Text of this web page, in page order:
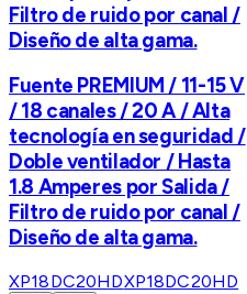
Filtro de ruido por canal /
Diseño de alta gama.
Fuente PREMIUM / 11-15 V
/ 18 canales / 20 A / Alta
tecnología en seguridad /
Doble ventilador / Hasta
1.8 Amperes por Salida /
Filtro de ruido por canal /
Diseño de alta gama.
XP18DC20HDXP18DC20HD